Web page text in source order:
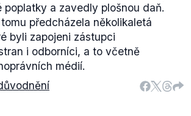
poplatky a zavedly plošnou daň.
předcházela několikaletá
byli zapojeni zástupci
i odborníci, a to včetně
médií.